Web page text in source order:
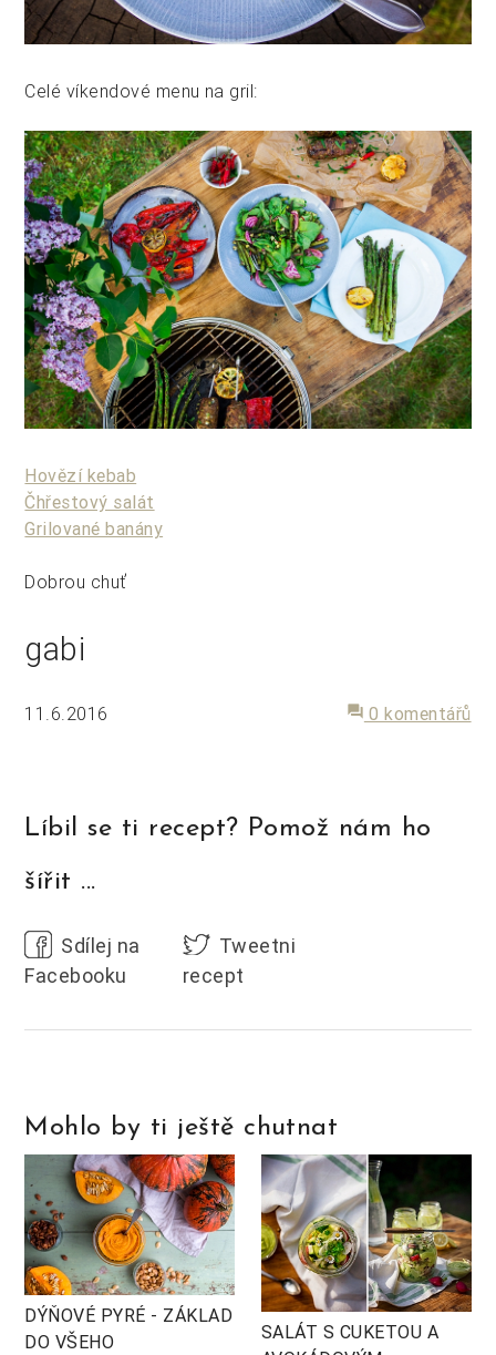
Celé víkendové menu na gril:
Hovězí kebab
Čhřestový salát
Grilované banány
Dobrou chuť
gabi
11.6.2016 forum 0 komentářů
Líbil se ti recept? Pomož nám ho
šířit ...
Sdílej na
Facebooku
Tweetni
recept
Mohlo by ti ještě chutnat
DÝŇOVÉ PYRÉ - ZÁKLAD
DO VŠEHO
SALÁT S CUKETOU A